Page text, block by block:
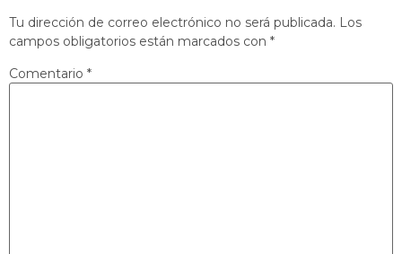
Tu dirección de correo electrónico no será publicada. Los
campos obligatorios están marcados con *
Comentario *